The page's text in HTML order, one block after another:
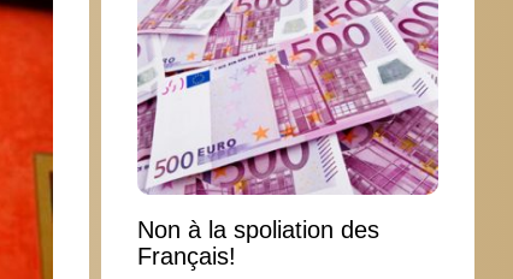
Non à la spoliation des
Français!